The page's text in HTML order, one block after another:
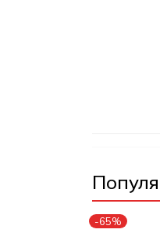
-65%